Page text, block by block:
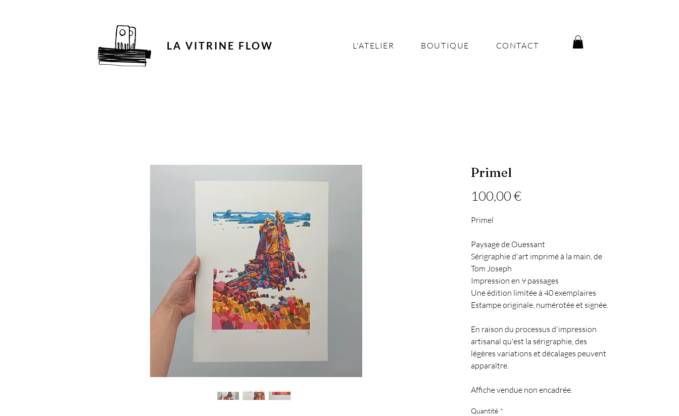
LA VITRINE FLOW L'ATELIER BOUTIQUE CONTACT
Primel
100,00 €Prix
Primel
Paysage de Ouessant
Sérigraphie d'art imprimé à la main, de
Tom Joseph
Impression en 9 passages
Une édition limitée à 40 exemplaires
Estampe originale, numérotée et signée.
En raison du processus d'impression
artisanal qu'est la sérigraphie, des
légères variations et décalages peuvent
apparaître.
Affiche vendue non encadrée.
Quantité *